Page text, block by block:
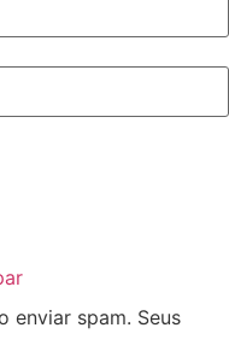
enviar spam. Seus